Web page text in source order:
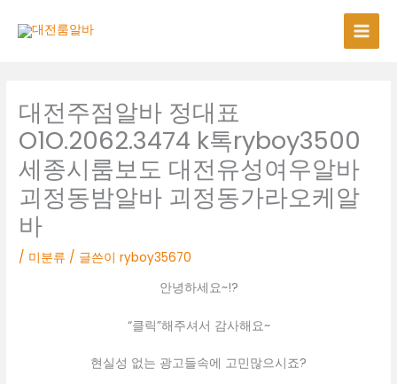
대전주점알바 정대표
O1O.2062.3474 k톡ryboy3500
세종시룸보도 대전유성여우알바
괴정동밤알바 괴정동가라오케알
바
/ 미분류 / 글쓴이ryboy35670
안녕하세요~!?
“클릭”해주셔서 감사해요~
현실성 없는 광고들속에 고민많으시죠?